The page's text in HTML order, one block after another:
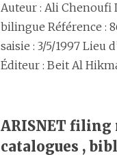
Auteur : Ali Chenoufi
bilingue Référence :
saisie : 3/5/1997 Lieu
Éditeur : Beit Al
ARISNET filing
catalogues ,